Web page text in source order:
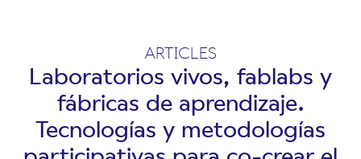
ARTICLES
Laboratorios vivos, fablabs y
fábricas de aprendizaje.
Tecnologías y metodologías